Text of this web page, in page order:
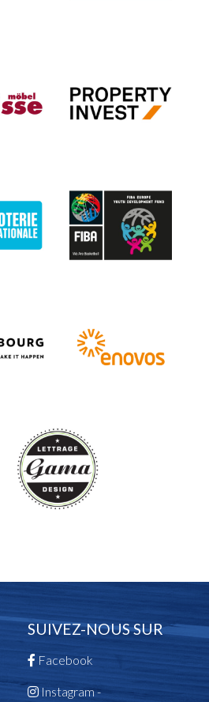
SUIVEZ-NOUS SUR
Facebook
Instagram -